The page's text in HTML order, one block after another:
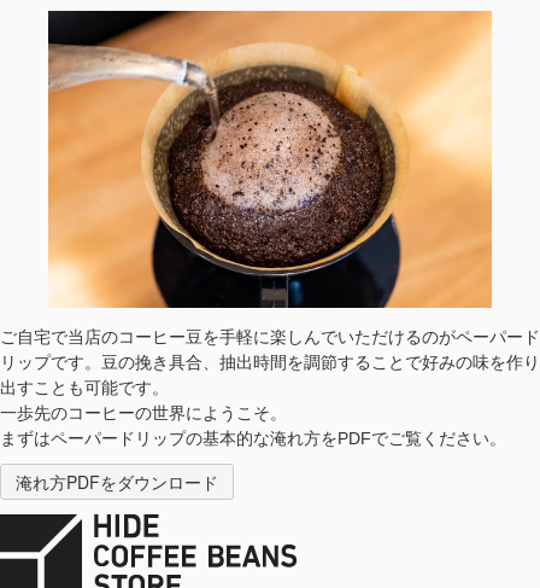
ご自宅で当店のコーヒー豆を手軽に楽しんでいただけるのがペーパード
リップです。豆の挽き具合、抽出時間を調節することで好みの味を作り
出すことも可能です。
一歩先のコーヒーの世界にようこそ。
まずはペーパードリップの基本的な淹れ方をPDFでご覧ください。
淹れ方PDFをダウンロード